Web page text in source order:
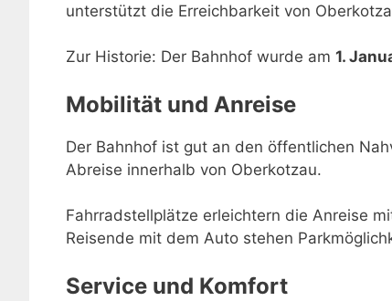
unterstützt die Erreichbarkeit von
Zur Historie: Der Bahnhof wurde am 1.
Mobilität und Anreise
Der Bahnhof ist gut an den öffentlichen
Abreise innerhalb von Oberkotzau.
Fahrradstellplätze erleichtern die Anreise
Reisende mit dem Auto stehen
Service und Komfort